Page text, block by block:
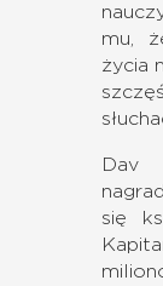
mu,
życia
Dav
się